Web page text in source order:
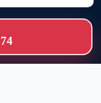
Maroc
légales